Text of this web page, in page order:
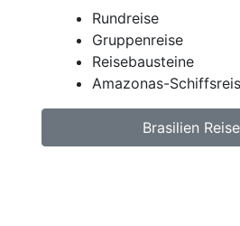
Rundreise
Gruppenreise
Reisebausteine
Amazonas-
Brasilien